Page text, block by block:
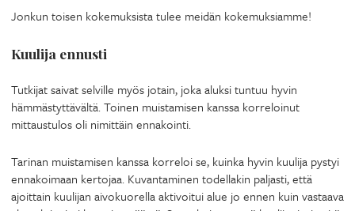
Jonkun toisen kokemuksista tulee meidän kokemuksiamme!
Kuulija ennusti
Tutkijat saivat selville myös jotain, joka aluksi tuntuu hyvin
hämmästyttävältä. Toinen muistamisen kanssa korreloinut
mittaustulos oli nimittäin ennakointi.
Tarinan muistamisen kanssa korreloi se, kuinka hyvin kuulija pystyi
ennakoimaan kertojaa. Kuvantaminen todellakin paljasti, että
ajoittain kuulijan aivokuorella aktivoitui alue jo ennen kuin vastaava